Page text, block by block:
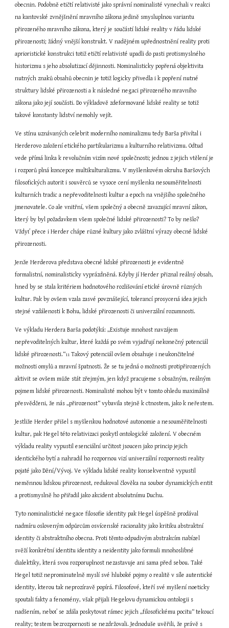
obecnin. Podobně etičtí relativisté jako správní nominalisté vynechali v reakci
na kantovské zvnějšnění mravního zákona jedině smysluplnou variantu
přirozeného mravního zákona, který je součástí lidské reality v řádu lidské
přirozenosti; žádný vnější konstrukt. V nadějném upřednostnění reality proti
aprioristické konstrukci totiž etičtí relativisté upadli do pasti protismyslného
historizmu s jeho absolutizací dějinnosti. Nominalisticky popřená objektivita
nutných znaků obsahů obecnin je totiž logicky přivedla i k popření nutné
struktury lidské přirozenosti a k následné negaci přirozeného mravního
zákona jako její součásti. Do výkladově zdeformované lidské reality se totiž
takové konstanty lidství nemohly vejít.
Ve stínu uznávaných celebrit moderního nominalizmu tedy Barša přivítal i
Herderovo založení etického partikularizmu a kulturního relativizmu. Odtud
vede přímá linka k revolučním vizím nové společnosti; jednou z jejich vtělení je
i rozporů plná koncepce multikulturalizmu. V myšlenkovém okruhu Baršových
filosofických autorit i souvěrců se vysoce cení myšlenka nesouměřitelnosti
kulturních tradic a nepřevoditelnosti kultur a epoch na vnějšího společného
jmenovatele. Co ale vnitřní, všem společný a obecně zavazující mravní zákon,
který by byl požadavkem všem společné lidské přirozenosti? To by nešlo?
Vždyť přece i Herder chápe různé kultury jako zvláštní výrazy obecné lidské
přirozenosti.
Jenže Herderova představa obecné lidské přirozenosti je evidentně
formalistní, nominalisticky vyprázdněná. Kdyby jí Herder přiznal reálný obsah,
hned by se stala kritériem hodnotového rozlišování etické úrovně různých
kultur. Pak by ovšem vzala zasvé povznášející, tolerancí prosycená idea jejich
stejné vzdálenosti k Bohu, lidské přirozenosti či univerzální rozumnosti.
Ve výkladu Herdera Barša podotýká: „Existuje mnohost navzájem
nepřevoditelných kultur, které každá po svém vyjadřují nekonečný potenciál
lidské přirozenosti.“11 Takový potenciál ovšem obsahuje i neukončitelné
možnosti omylů a mravní špatnosti. Že se tu jedná o možnosti protipřirozených
aktivit se ovšem může stát zřejmým, jen když pracujeme s obsažným, reálným
pojmem lidské přirozenosti. Nominalisté mohou být v tomto ohledu maximálně
přesvědčeni, že nás „přirozenost“ vybavila stejně k ctnostem, jako k neřestem.
Jestliže Herder přišel s myšlenkou hodnotové autonomie a nesouměřitelnosti
kultur, pak Hegel této relativizaci poskytl ontologické založení. V obecném
výkladu reality vypustil esenciální určitost jsoucen jako princip jejich
identického bytí a nahradil ho rozpornou vizí univerzální rozpornosti reality
pojaté jako Dění/Vývoj. Ve výkladu lidské reality konsekventně vypustil
neměnnou lidskou přirozenost, redukoval člověka na soubor dynamických entit
a protismyslně ho přiřadil jako akcident absolutnímu Duchu.
Tyto nominalistické negace filosofie identity pak Hegel úspěšně prodával
nadmíru osloveným odpůrcům osvícenské racionality jako kritiku abstraktní
identity či abstraktního obecna. Proti těmto odpudivým abstrakcím nabízel
svěží konkrétní identitu identity a neidentity jako formuli mnohoslibné
dialektiky, která svou rozporuplnost nezastavuje ani sama před sebou. Také
Hegel totiž neprominutelně myslí své hluboké pojmy o realitě v síle autentické
identity, kterou tak neprozíravě popírá. Filosofové, kteří své myšlení noeticky
spoutali fakty a fenomény, však přijali Hegelovu dynamickou ontologii s
nadšením, neboť se zdála poskytovat rámec jejich „filosofickému pocitu“ tekoucí
reality; testem bezrozpornosti se nezdržovali. Jednoduše uvěřili, že právě s